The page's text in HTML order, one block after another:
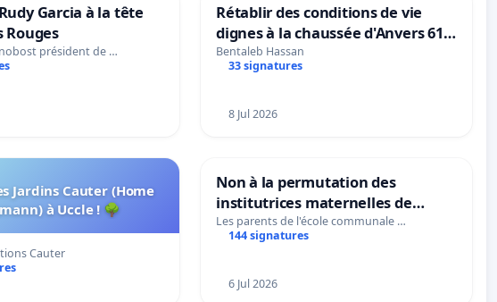
Garcia à la tête
Rouges
président de …
Rétablir des conditions de vie
dignes à la chaussée d'Anvers 61
et 63
Bentaleb Hassan
33 signatures
8 Jul 2026
Jardins Cauter (Home
à Uccle ! 🌳
Cauter
Non à la permutation des
institutrices maternelles de
Bléharies et Laplaigne !
Préservons la stabilité de nos
Les parents de l'école communale …
144 signatures
6 Jul 2026